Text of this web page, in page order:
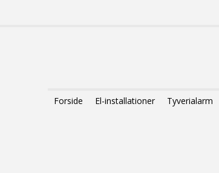
Forside El-installationer Tyverialarm